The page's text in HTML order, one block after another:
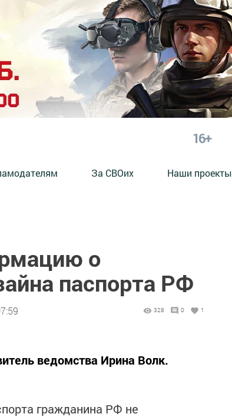
16+
За СВОих Наши проекты
о
паспорта РФ
328 0 1
ведомства Ирина Волк.
гражданина РФ не